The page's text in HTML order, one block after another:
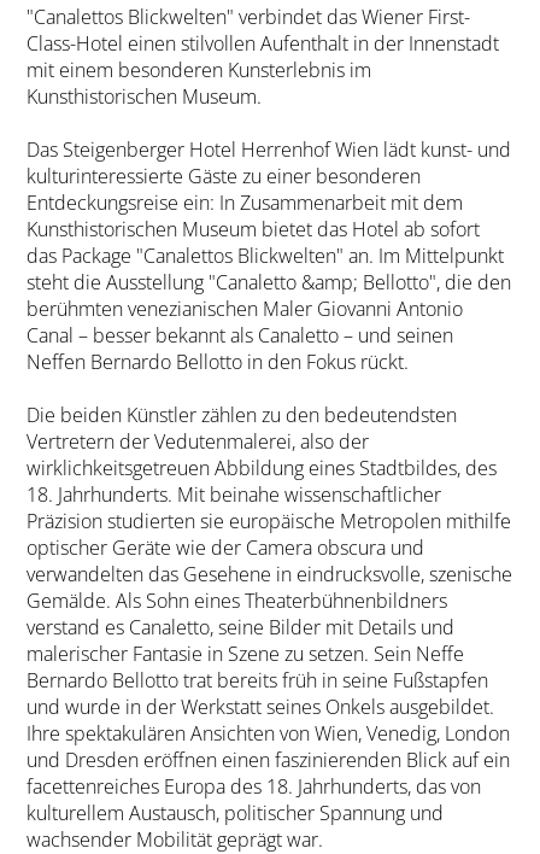
"Canalettos Blickwelten" verbindet das Wiener First-
Class-Hotel einen stilvollen Aufenthalt in der Innenstadt
mit einem besonderen Kunsterlebnis im
Kunsthistorischen Museum.
Das Steigenberger Hotel Herrenhof Wien lädt kunst- und
kulturinteressierte Gäste zu einer besonderen
Entdeckungsreise ein: In Zusammenarbeit mit dem
Kunsthistorischen Museum bietet das Hotel ab sofort
das Package "Canalettos Blickwelten" an. Im Mittelpunkt
steht die Ausstellung "Canaletto &amp; Bellotto", die den
berühmten venezianischen Maler Giovanni Antonio
Canal – besser bekannt als Canaletto – und seinen
Neffen Bernardo Bellotto in den Fokus rückt.
Die beiden Künstler zählen zu den bedeutendsten
Vertretern der Vedutenmalerei, also der
wirklichkeitsgetreuen Abbildung eines Stadtbildes, des
18. Jahrhunderts. Mit beinahe wissenschaftlicher
Präzision studierten sie europäische Metropolen mithilfe
optischer Geräte wie der Camera obscura und
verwandelten das Gesehene in eindrucksvolle, szenische
Gemälde. Als Sohn eines Theaterbühnenbildners
verstand es Canaletto, seine Bilder mit Details und
malerischer Fantasie in Szene zu setzen. Sein Neffe
Bernardo Bellotto trat bereits früh in seine Fußstapfen
und wurde in der Werkstatt seines Onkels ausgebildet.
Ihre spektakulären Ansichten von Wien, Venedig, London
und Dresden eröffnen einen faszinierenden Blick auf ein
facettenreiches Europa des 18. Jahrhunderts, das von
kulturellem Austausch, politischer Spannung und
wachsender Mobilität geprägt war.